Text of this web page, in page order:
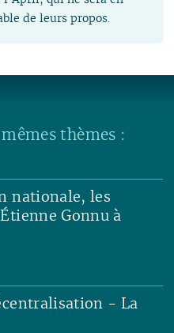
de leurs propos.
thèmes :
nationale, les
Gonnu à
- La